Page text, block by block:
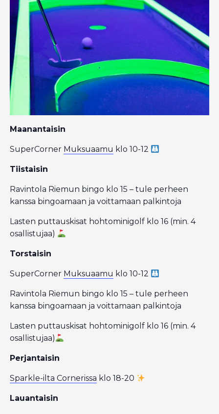
Maanantaisin
SuperCorner Muksuaamu klo 10-12
Tiistaisin
Ravintola Riemun bingo klo 15 – tule perheen
kanssa bingoamaan ja voittamaan palkintoja
Lasten puttauskisat hohtominigolf klo 16 (min. 4
osallistujaa)
Torstaisin
SuperCorner Muksuaamu klo 10-12
Ravintola Riemun bingo klo 15 – tule perheen
kanssa bingoamaan ja voittamaan palkintoja
Lasten puttauskisat hohtominigolf klo 16 (min. 4
osallistujaa)
Perjantaisin
Sparkle-ilta Cornerissa klo 18-20
Lauantaisin